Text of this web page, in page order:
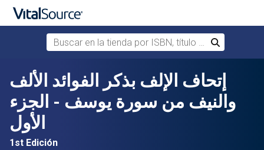
Saltar al contenido principal
Buscar en la tienda por ISBN, título o autor
Buscar
إتحاف الإلف بذكر الفوائد الألف
والنيف من سورة يوسف - الجزء
الأول
1st Edición